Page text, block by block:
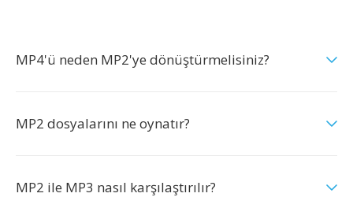
MP4'ü neden MP2'ye dönüştürmelisiniz?
MP2 dosyalarını ne oynatır?
MP2 ile MP3 nasıl karşılaştırılır?